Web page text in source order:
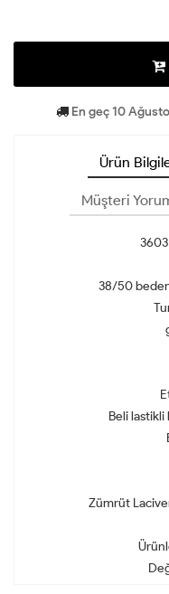
En geç 10
Ürün
Müşteri
3603
38/50
Beli lastikli
Zümrüt